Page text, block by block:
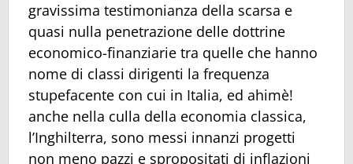
gravissima testimonianza della scarsa e
quasi nulla penetrazione delle dottrine
economico-finanziarie tra quelle che hanno
nome di classi dirigenti la frequenza
stupefacente con cui in Italia, ed ahimè!
anche nella culla della economia classica,
l’Inghilterra, sono messi innanzi progetti
non meno pazzi e spropositati di inflazioni